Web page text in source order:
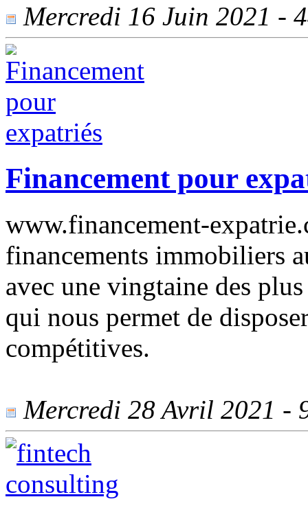
Mercredi 16 Juin 2021 -
Financement pour
www.financement-
financements immobiliers
avec une vingtaine des
qui nous permet de
compétitives.
Mercredi 28 Avril 2021 -